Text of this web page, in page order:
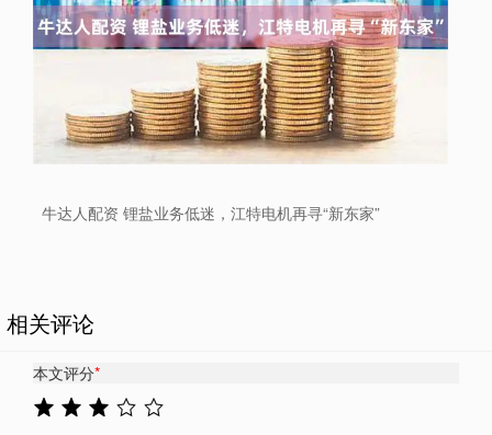
牛达人配资 锂盐业务低迷，江特电机再寻“新东家”
相关评论
本文评分*